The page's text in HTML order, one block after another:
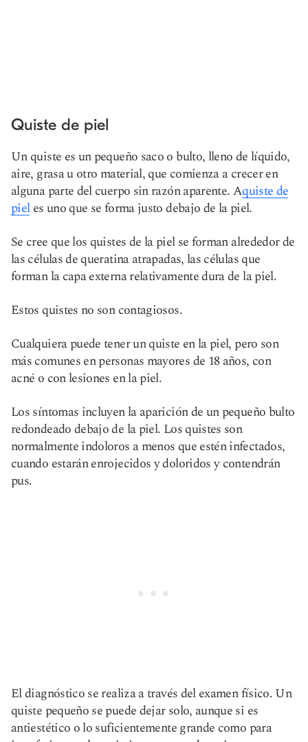
Quiste de piel
Un quiste es un pequeño saco o bulto, lleno de líquido,
aire, grasa u otro material, que comienza a crecer en
alguna parte del cuerpo sin razón aparente. Aquiste de
pieles uno que se forma justo debajo de la piel.
Se cree que los quistes de la piel se forman alrededor de
las células de queratina atrapadas, las células que
forman la capa externa relativamente dura de la piel.
Estos quistes no son contagiosos.
Cualquiera puede tener un quiste en la piel, pero son
más comunes en personas mayores de 18 años, con
acné o con lesiones en la piel.
Los síntomas incluyen la aparición de un pequeño bulto
redondeado debajo de la piel. Los quistes son
normalmente indoloros a menos que estén infectados,
cuando estarán enrojecidos y doloridos y contendrán
pus.
El diagnóstico se realiza a través del examen físico. Un
quiste pequeño se puede dejar solo, aunque si es
antiestético o lo suficientemente grande como para